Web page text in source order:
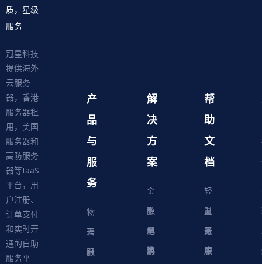
质，星级
服务
冠星科技
提供海外
云服务
器，香港
服务器租
用，美国
服务器和
高防服务
器等IaaS
平台，用
户注册、
订单支付
和实时开
通的自助
服务平
产
品
与
服
务
物
理
服
云
服
轻
解
决
方
案
金
融
解
决
教
育
解
电
商
游
帮
助
文
档
轻
量
云
服
财
务
中
账
户
服